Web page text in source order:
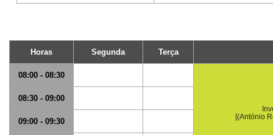
Horas Segunda Terça
08:00 - 08:30
[(António
08:30 - 09:00
09:00 - 09:30